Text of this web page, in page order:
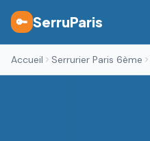
🔑 SerruParis
Accueil Serrurier Paris 6ème